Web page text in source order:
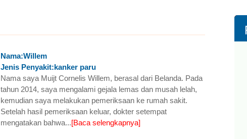
Nama:Willem
Jenis Penyakit:kanker paru
Nama saya Muijt Cornelis Willem, berasal dari Belanda. Pada
tahun 2014, saya mengalami gejala lemas dan musah lelah,
kemudian saya melakukan pemeriksaan ke rumah sakit.
Setelah hasil pemeriksaan keluar, dokter setempat
mengatakan bahwa...[Baca selengkapnya]